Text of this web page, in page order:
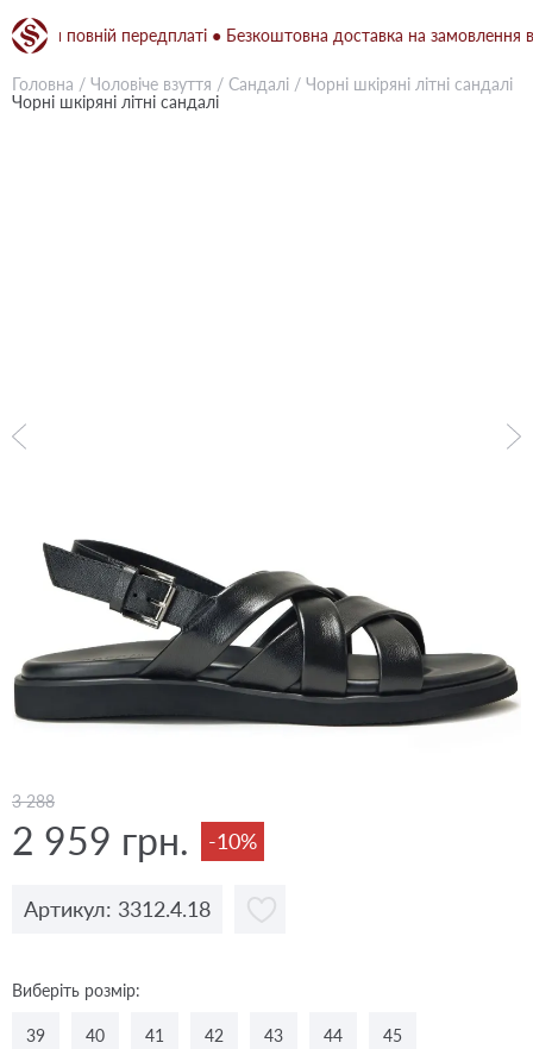
повній передплаті ● Безкоштовна доставка на замовлення
Головна / Чоловіче взуття / Сандалі / Чорні шкіряні літні сандалі
Чорні шкіряні літні сандалі
3 288
2 959 грн. -10%
Артикул: 3312.4.18
Виберіть розмір:
39 40 41 42 43 44 45